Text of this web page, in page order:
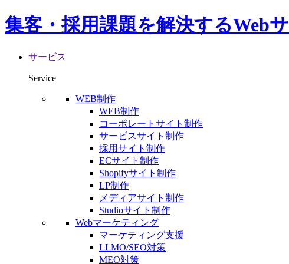
集客・採用課題を解決するWeb
サービス
Service
WEB制作
WEB制作
コーポレートサイト制作
サービスサイト制作
採用サイト制作
ECサイト制作
Shopifyサイト制作
LP制作
メディアサイト制作
Studioサイト制作
Webマーケティング
マーケティング支援
LLMO/SEO対策
MEO対策